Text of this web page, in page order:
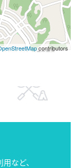
contributors
など、